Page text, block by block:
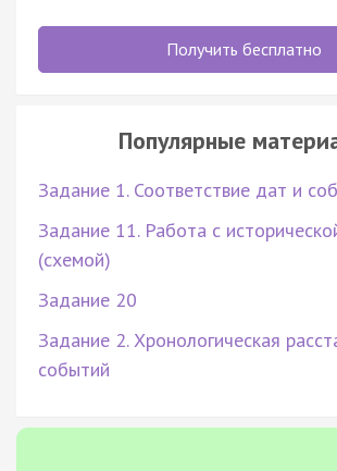
Получить бесплатно
Популярные
Задание 1. Соответствие дат и
Задание 11. Работа с
(схемой)
Задание 20
Задание 2. Хронологическая
событий